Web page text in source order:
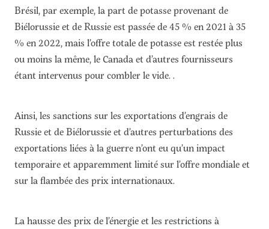
Brésil, par exemple, la part de potasse provenant de
Biélorussie et de Russie est passée de 45 % en 2021 à 35
% en 2022, mais l’offre totale de potasse est restée plus
ou moins la même, le Canada et d’autres fournisseurs
étant intervenus pour combler le vide. .
Ainsi, les sanctions sur les exportations d’engrais de
Russie et de Biélorussie et d’autres perturbations des
exportations liées à la guerre n’ont eu qu’un impact
temporaire et apparemment limité sur l’offre mondiale et
sur la flambée des prix internationaux.
La hausse des prix de l’énergie et les restrictions à